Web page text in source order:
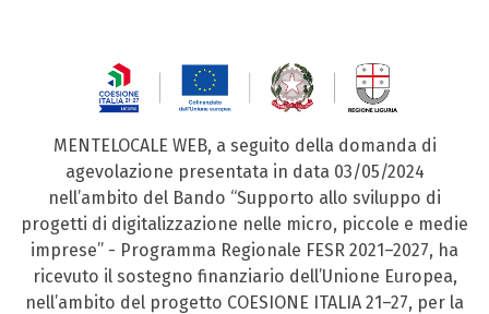
MENTELOCALE WEB, a seguito della domanda di
agevolazione presentata in data 03/05/2024
nell’ambito del Bando “Supporto allo sviluppo di
progetti di digitalizzazione nelle micro, piccole e medie
imprese” - Programma Regionale FESR 2021–2027, ha
ricevuto il sostegno finanziario dell’Unione Europea,
nell’ambito del progetto COESIONE ITALIA 21–27, per la